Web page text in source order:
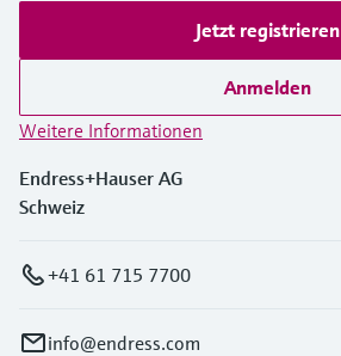
Jetzt registrieren
Anmelden
Weitere Informationen
Endress+Hauser AG
Schweiz
+41 61 715 7700
info@endress.com